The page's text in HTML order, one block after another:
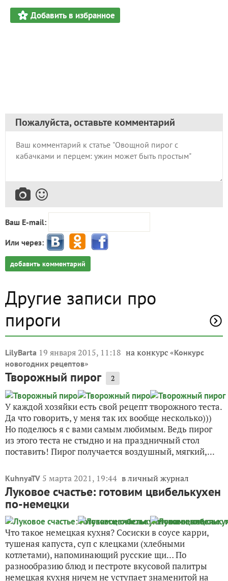
Добавить в избранное
Пожалуйста, оставьте комментарий
Ваш E-mail:
Или через:
добавить комментарий
Другие записи про
пироги
LilyBarta 19 января 2015, 11:18 на конкурс «Конкурс
новогодних рецептов»
Творожный пирог 2
У каждой хозяйки есть свой рецепт творожного теста.
Да что говорить, у меня так их вообще несколько)))
Но поделюсь я с вами самым любимым. Ведь пирог
из этого теста не стыдно и на праздничный стол
поставить! Пирог получается воздушный, мягкий,...
KuhnyaTV 5 марта 2021, 19:44 в личный журнал
Луковое счастье: готовим цвибелькухен
по-немецки
Что такое немецкая кухня? Сосиски в соусе карри,
тушеная капуста, суп с клецками (хлебными
котлетами), напоминающий русские щи… По
разнообразию блюд и пестроте вкусовой палитры
немецкая кухня ничем не уступает знаменитой на